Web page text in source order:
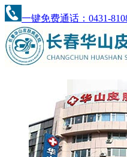
一键免费通话：0431-